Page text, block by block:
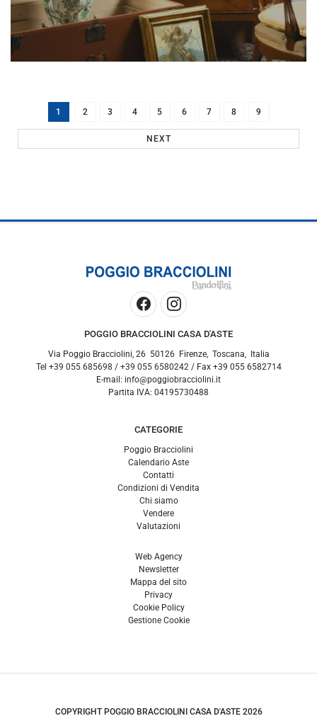
1 2 3 4 5 6 7 8 9
NEXT
POGGIO BRACCIOLINI CASA D'ASTE
Via Poggio Bracciolini, 26 50126 Firenze, Toscana
Italia
Tel +39 055 685698 / +39 055 6580242 / Fax +39 055 6582714
E-mail: info@poggiobracciolini.it
Partita IVA: 04195730488
CATEGORIE
Poggio Bracciolini
Calendario Aste
Contatti
Condizioni di Vendita
Chi siamo
Vendere
Valutazioni
Web Agency
Newsletter
Mappa del sito
Privacy
Cookie Policy
Gestione Cookie
COPYRIGHT POGGIO BRACCIOLINI CASA D'ASTE 2026